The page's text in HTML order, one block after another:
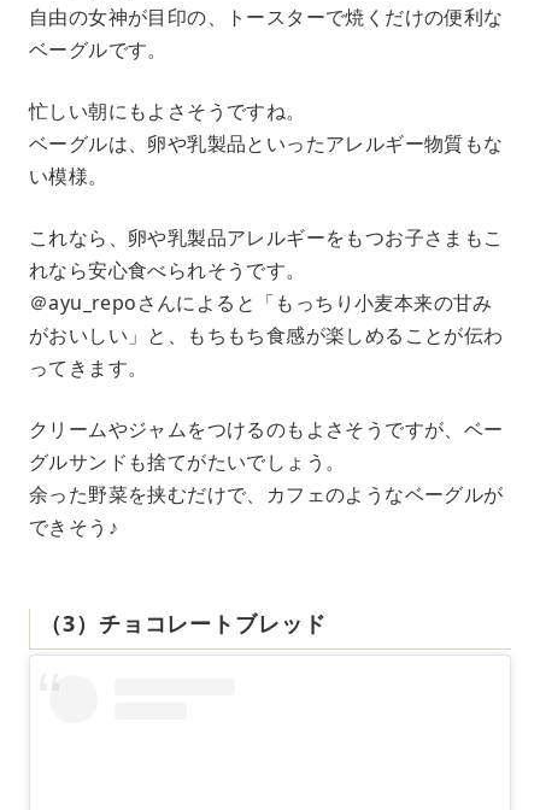
自由の女神が目印の、トースターで焼くだけの便利な
ベーグルです。
忙しい朝にもよさそうですね。
ベーグルは、卵や乳製品といったアレルギー物質もな
い模様。
これなら、卵や乳製品アレルギーをもつお子さまもこ
れなら安心食べられそうです。
＠ayu_repoさんによると「もっちり小麦本来の甘み
がおいしい」と、もちもち食感が楽しめることが伝わ
ってきます。
クリームやジャムをつけるのもよさそうですが、ベー
グルサンドも捨てがたいでしょう。
余った野菜を挟むだけで、カフェのようなベーグルが
できそう♪
（3）チョコレートブレッド